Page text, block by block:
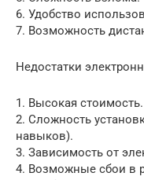
6. Удобство
7. Возможность
Недостатки
1. Высокая стоимость.
2. Сложность
навыков).
3. Зависимость от
4. Возможные сбои в